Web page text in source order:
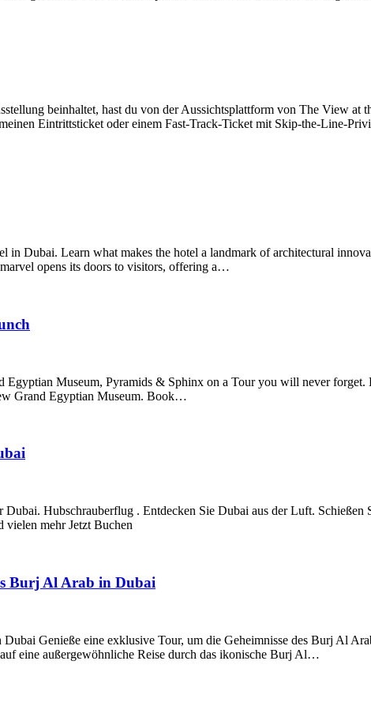
beinhaltet, hast du von der Aussichtsplattform von The View at
Eintrittsticket oder einem Fast-Track-Ticket mit Skip-the-Line-
Dubai. Learn what makes the hotel a landmark of architectural
opens its doors to visitors, offering a…
Museum, Pyramids & Sphinx on a Tour you will never
Grand Egyptian Museum. Book…
Hubschrauberflug . Entdecken Sie Dubai aus der Luft. Schießen
mehr Jetzt Buchen
Burj Al Arab in Dubai
Genieße eine exklusive Tour, um die Geheimnisse des Burj Al
eine außergewöhnliche Reise durch das ikonische Burj Al…